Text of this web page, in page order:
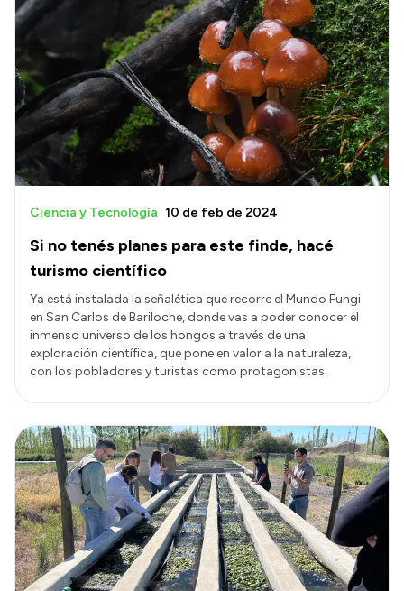
Si no tenés planes para este finde, hacé
turismo científico
Ciencia y Tecnología 10 de feb de 2024
Ya está instalada la señalética que recorre el Mundo Fungi
en San Carlos de Bariloche, donde vas a poder conocer el
inmenso universo de los hongos a través de una
exploración científica, que pone en valor a la naturaleza,
con los pobladores y turistas como protagonistas.